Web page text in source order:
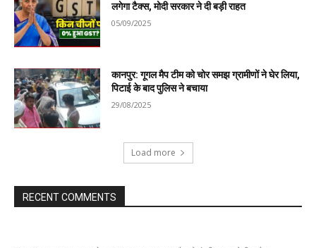
लगेगा टैक्स, मोदी सरकार ने दी बड़ी राहत
05/09/2025
कानपुर: गूगल मैप टीम को चोर समझ ग्रामीणों ने घेर लिया,
पिटाई के बाद पुलिस ने बचाया
29/08/2025
Load more
RECENT COMMENTS